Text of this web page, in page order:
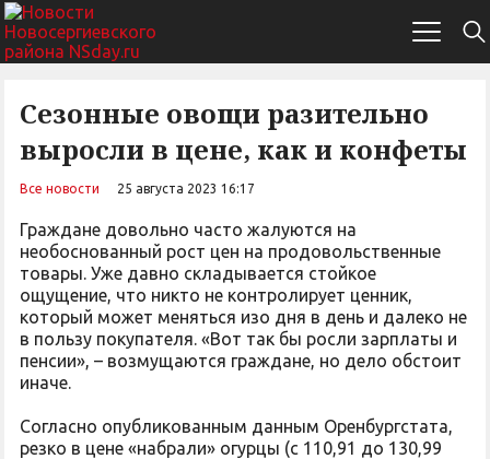
Сезонные овощи разительно
выросли в цене, как и конфеты
Все новости 25 августа 2023 16:17
Граждане довольно часто жалуются на
необоснованный рост цен на продовольственные
товары. Уже давно складывается стойкое
ощущение, что никто не контролирует ценник,
который может меняться изо дня в день и далеко не
в пользу покупателя. «Вот так бы росли зарплаты и
пенсии», – возмущаются граждане, но дело обстоит
иначе.
Согласно опубликованным данным Оренбургстата,
резко в цене «набрали» огурцы (с 110,91 до 130,99